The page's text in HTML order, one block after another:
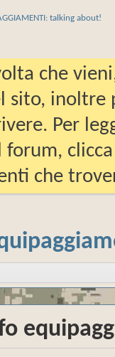
talking about!
che
sito, inoltre
Per
forum,
che